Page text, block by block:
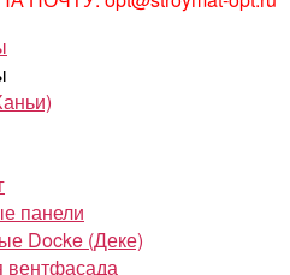
панели
Docke (Деке)
вентфасада